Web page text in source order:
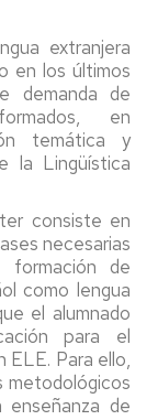
extranjera
en los últimos
demanda de
en
temática y
la Lingüística
consiste en
necesarias
de
como lengua
el alumnado
para el
ELE. Para ello,
metodológicos
enseñanza de